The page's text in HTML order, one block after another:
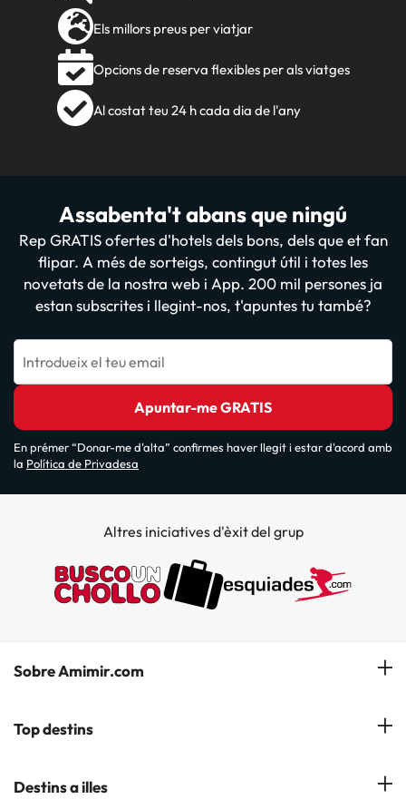
Els millors preus per viatjar
Opcions de reserva flexibles per als viatges
Al costat teu 24 h cada dia de l'any
Assabenta't abans que ningú
Rep GRATIS ofertes d'hotels dels bons, dels que et fan
flipar. A més de sorteigs, contingut útil i totes les
novetats de la nostra web i App. 200 mil persones ja
estan subscrites i llegint-nos, t'apuntes tu també?
Introdueix el teu email
Apuntar-me GRATIS
En prémer “Donar-me d'alta” confirmes haver llegit i estar d'acord amb
la Política de Privadesa
Altres iniciatives d'èxit del grup
Sobre Amimir.com
¿Qui som?
Top destins
Hotels a Salou
Destins a illes